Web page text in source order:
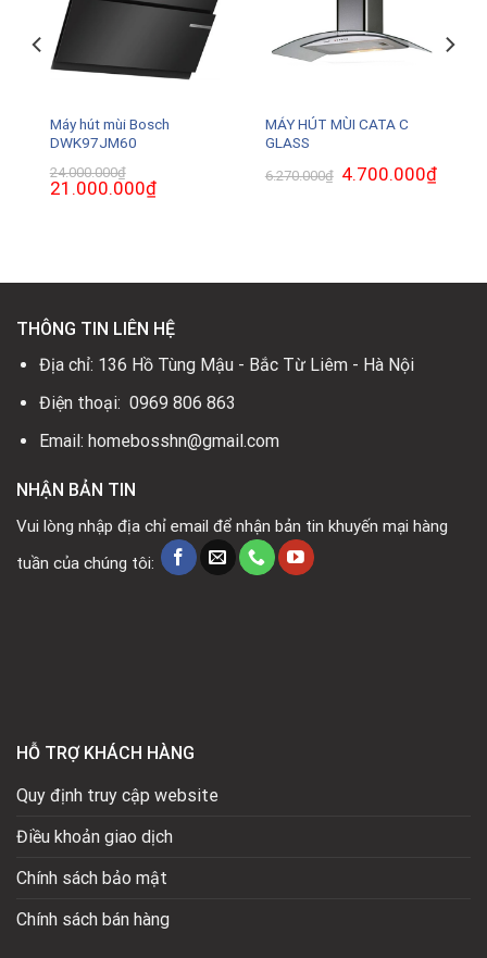
Máy hút mùi Bosch
DWK97JM60
24.000.000₫
Giá
gốc
21.000.000₫Giá
hiện
MÁY HÚT MÙI CATA C
GLASS
6.270.000₫
Giá
gốc
4.700.000₫Giá
hiện
THÔNG TIN LIÊN HỆ
Địa chỉ: 136 Hồ Tùng Mậu - Bắc Từ Liêm - Hà Nội
Điện thoại: 0969 806 863
Email: homebosshn@gmail.com
NHẬN BẢN TIN
Vui lòng nhập địa chỉ email để nhận bản tin khuyến mại hàng
tuần của chúng tôi:
HỖ TRỢ KHÁCH HÀNG
Quy định truy cập website
Điều khoản giao dịch
Chính sách bảo mật
Chính sách bán hàng